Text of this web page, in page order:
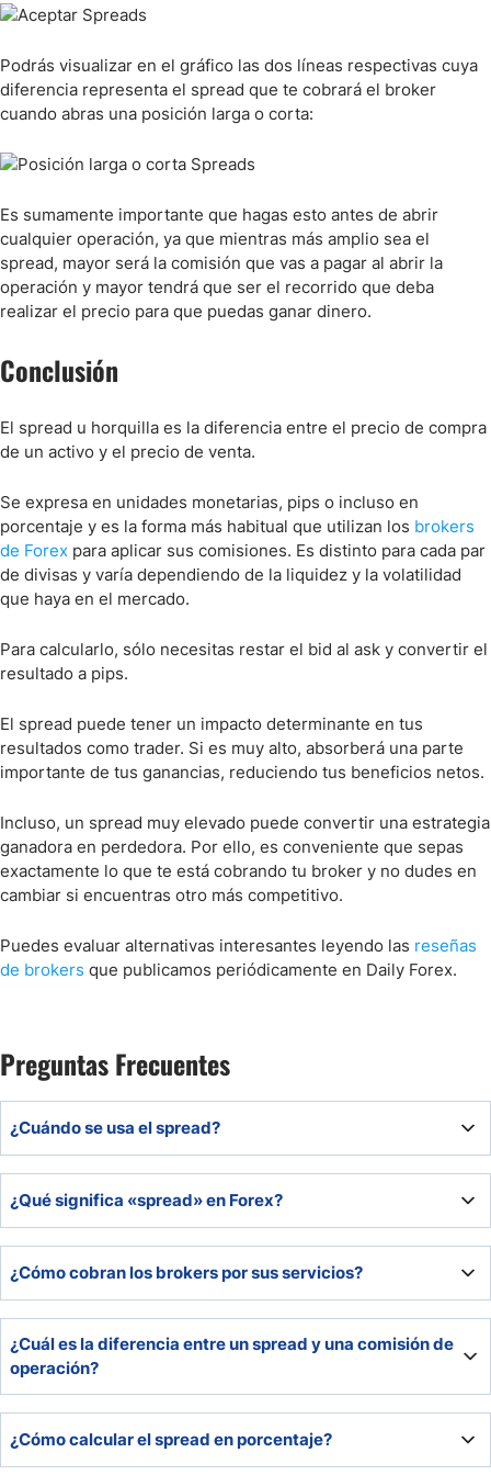
Podrás visualizar en el gráfico las dos líneas respectivas cuya
diferencia representa el spread que te cobrará el broker
cuando abras una posición larga o corta:
Es sumamente importante que hagas esto antes de abrir
cualquier operación, ya que mientras más amplio sea el
spread, mayor será la comisión que vas a pagar al abrir la
operación y mayor tendrá que ser el recorrido que deba
realizar el precio para que puedas ganar dinero.
Conclusión
El spread u horquilla es la diferencia entre el precio de compra
de un activo y el precio de venta.
Se expresa en unidades monetarias, pips o incluso en
porcentaje y es la forma más habitual que utilizan los brokers
de Forex para aplicar sus comisiones. Es distinto para cada par
de divisas y varía dependiendo de la liquidez y la volatilidad
que haya en el mercado.
Para calcularlo, sólo necesitas restar el bid al ask y convertir el
resultado a pips.
El spread puede tener un impacto determinante en tus
resultados como trader. Si es muy alto, absorberá una parte
importante de tus ganancias, reduciendo tus beneficios netos.
Incluso, un spread muy elevado puede convertir una estrategia
ganadora en perdedora. Por ello, es conveniente que sepas
exactamente lo que te está cobrando tu broker y no dudes en
cambiar si encuentras otro más competitivo.
Puedes evaluar alternativas interesantes leyendo las reseñas
de brokers que publicamos periódicamente en Daily Forex.
Preguntas Frecuentes
¿Cuándo se usa el spread?
cobran comisiones fijas por operación.
¿Qué significa «spread» en Forex?
ejecutar una posición en Forex. Puedes calcularlo
restando los precios ask-bid.
¿Cómo cobran los brokers por sus servicios?
porcentaje a partir del tamaño de tu posición, mientras
que otros, cobran una comisión indirecta a partir del
spread ask-bid.
¿Cuál es la diferencia entre un spread y una comisión de
operación?
cobran por operar. La única diferencia radica en la base de
¿Cómo calcular el spread en porcentaje?